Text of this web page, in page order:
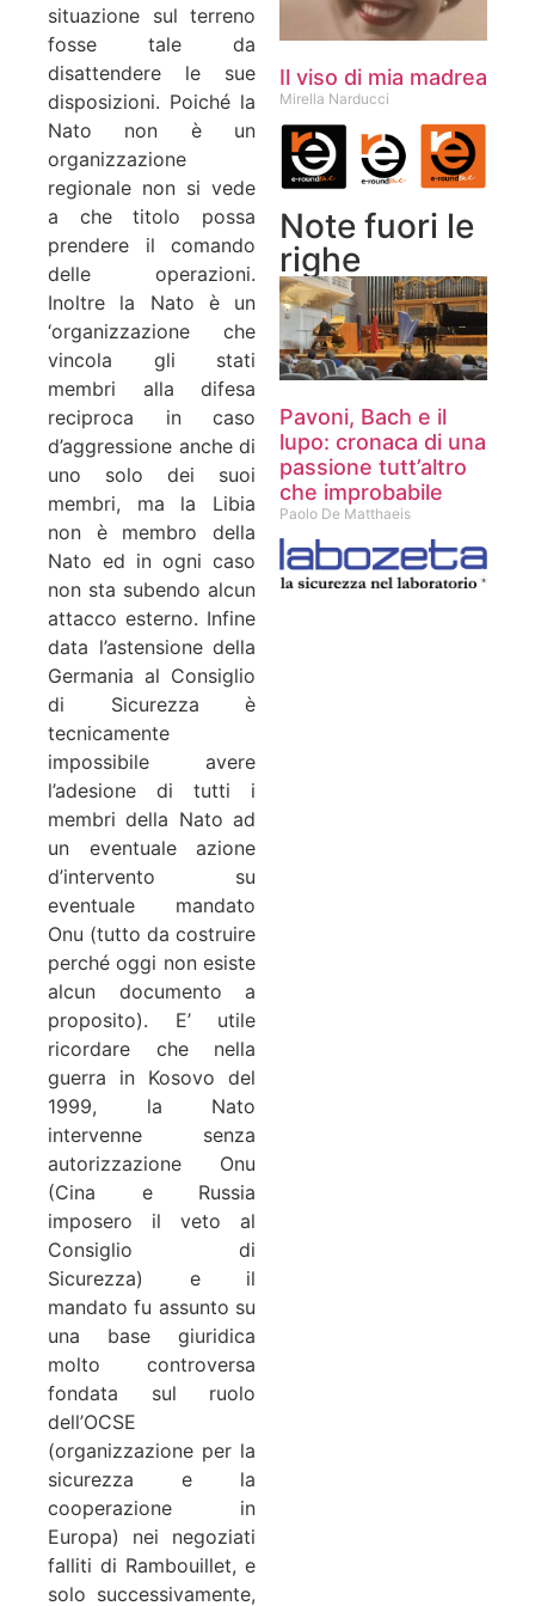
situazione sul terreno
fosse tale da
disattendere le sue
disposizioni. Poiché la
Nato non è un
organizzazione
regionale non si vede
a che titolo possa
prendere il comando
delle operazioni.
Inoltre la Nato è un
‘organizzazione che
vincola gli stati
membri alla difesa
reciproca in caso
d’aggressione anche di
uno solo dei suoi
membri, ma la Libia
non è membro della
Nato ed in ogni caso
non sta subendo alcun
attacco esterno. Infine
data l’astensione della
Germania al Consiglio
di Sicurezza è
tecnicamente
impossibile avere
l’adesione di tutti i
membri della Nato ad
un eventuale azione
d’intervento su
eventuale mandato
Onu (tutto da costruire
perché oggi non esiste
alcun documento a
proposito). E’ utile
ricordare che nella
guerra in Kosovo del
1999, la Nato
intervenne senza
autorizzazione Onu
(Cina e Russia
imposero il veto al
Consiglio di
Sicurezza) e il
mandato fu assunto su
una base giuridica
molto controversa
fondata sul ruolo
dell’OCSE
(organizzazione per la
sicurezza e la
cooperazione in
Europa) nei negoziati
falliti di Rambouillet, e
solo successivamente,
Il viso di mia madrea
Mirella Narducci
Note fuori le
righe
Pavoni, Bach e il
lupo: cronaca di una
passione tutt’altro
che improbabile
Paolo De Matthaeis